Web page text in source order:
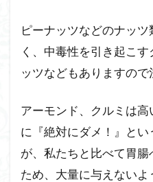
ピーナッツなどのナッ
く、中毒性を引き起こ
ッツなどもありますので
アーモンド、クルミは
に『絶対にダメ！』と
が、私たちと比べて胃
ため、大量に与えないよ